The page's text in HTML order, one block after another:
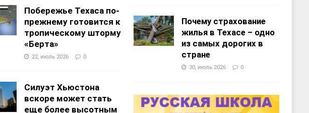
Побережье Техаса по-
прежнему готовится к
тропическому шторму
«Берта»
22, июль 2026 0
Силуэт Хьюстона
вскоре может стать
еще более высотным
Почему страхование
жилья в Техасе – одно
из самых дорогих в
стране
30, июль 2026 0